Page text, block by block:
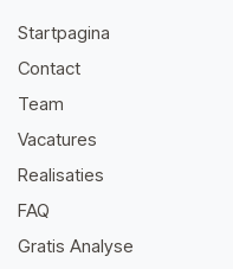
Startpagina
Contact
Team
Vacatures
Realisaties
FAQ
Gratis Analyse